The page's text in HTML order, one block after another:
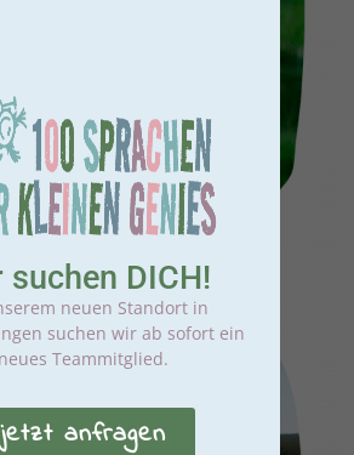
suchen DICH!
neuen Standort in
suchen wir ab sofort ein
neues Teammitglied.
jetzt anfragen